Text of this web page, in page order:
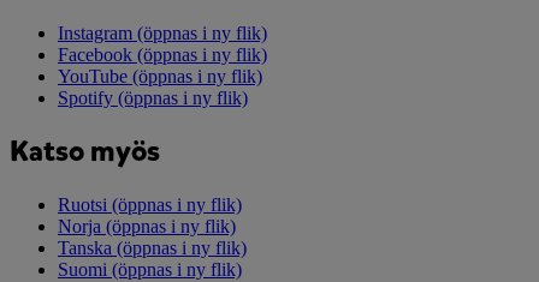
Instagram (öppnas i ny flik)
Facebook (öppnas i ny flik)
YouTube (öppnas i ny flik)
Spotify (öppnas i ny flik)
Katso myös
Ruotsi (öppnas i ny flik)
Norja (öppnas i ny flik)
Tanska (öppnas i ny flik)
Suomi (öppnas i ny flik)